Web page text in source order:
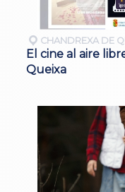
CHANDREXA DE
El cine al aire
Queixa